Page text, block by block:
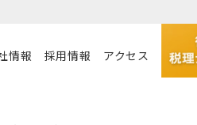
情報 採用情報 アクセス